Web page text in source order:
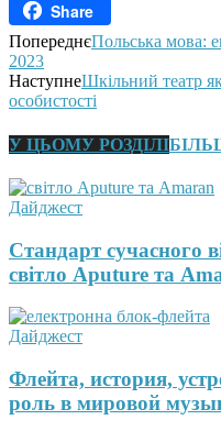
GmailShare
ПопереднєПольська мова:
2023
НаступнеШкільний театр
особистості
У ЦЬОМУ РОЗДІЛІ
Дайджест
Стандарт сучасного
світло Aputure та
Дайджест
Флейта, история,
роль в мировой